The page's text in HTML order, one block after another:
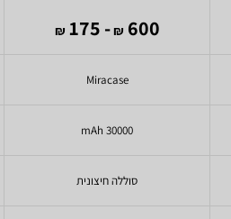
600
₪
- 175
₪
Miracase
30000 mAh
סוללה חיצונית